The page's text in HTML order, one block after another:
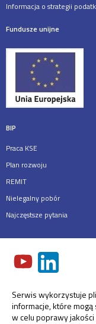
Informacja o strategii
Fundusze unijne
BIP
Praca KSE
Plan rozwoju
REMIT
Nielegalny pobór
Najczęstsze pytania
Serwis wykorzystuje
informacje, które
w celu poprawy jakości